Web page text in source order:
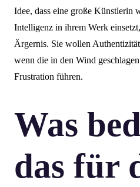
Idee, dass eine große Künstlerin
Intelligenz in ihrem Werk
Ärgernis. Sie wollen
wenn die in den Wind
Frustration führen.
Was
das für